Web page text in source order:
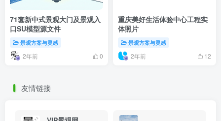
71套新中式景观大门及景观入
口SU模型源文件
景观方案与灵感
2年前 0
重庆美好生活体验中心工程实
体照片
景观方案与灵感
2年前 12
友情链接